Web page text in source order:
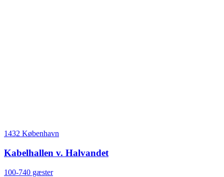
1432 København
Kabelhallen v. Halvandet
100-740 gæster